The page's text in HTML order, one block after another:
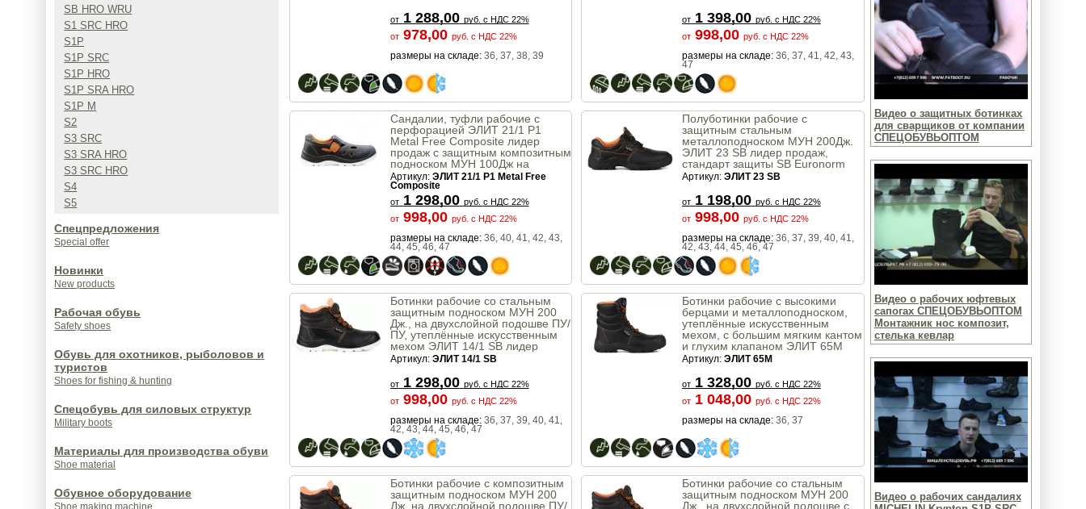
SB HRO WRU
S1 SRC HRO
S1P
S1P SRC
S1P HRO
S1P SRA HRO
S1P M
S2
S3 SRC
S3 SRA HRO
S3 SRC HRO
S4
S5
Спецпредложения
Special offer
Новинки
New products
Рабочая обувь
Safety shoes
Обувь для охотников, рыболовов и
туристов
Shoes for fishing & hunting
Спецобувь для силовых структур
Military boots
Материалы для производства обуви
Shoe material
Обувное оборудование
Shoe making machine
Видео о защитных ботинках
для сварщиков от компании
СПЕЦОБУВЬОПТОМ
Видео о рабочих юфтевых
сапогах СПЕЦОБУВЬОПТОМ
Монтажник нос композит,
стелька кевлар
Видео о рабочих сандалиях
от 1 288,00 руб. с НДС 22%
от 978,00 руб. с НДС 22%
размеры на складе:36, 37, 38, 39
от 1 398,00 руб. с НДС 22%
от 998,00 руб. с НДС 22%
размеры на складе:36, 37, 41, 42, 43,
47
Сандалии, туфли рабочие с
перфорацией ЭЛИТ 21/1 P1
Metal Free Composite лидер
продаж с защитным композитным
подноском МУН 100Дж на
двухслойной подошве из
немаркого полиуретана ПУ/ПУ,
без мет. деталей и возможностью
стирки в стир. машине
Артикул: ЭЛИТ 21/1 P1 Metal Free
Composite
от 1 298,00 руб. с НДС 22%
от 998,00 руб. с НДС 22%
размеры на складе:36, 40, 41, 42, 43,
44, 45, 46, 47
Полуботинки рабочие с
защитным стальным
металлоподноском МУН 200Дж.
ЭЛИТ 23 SB лидер продаж,
стандарт защиты SB Euronorm
20345
Артикул: ЭЛИТ 23 SB
от 1 198,00 руб. с НДС 22%
от 998,00 руб. с НДС 22%
размеры на складе:36, 37, 39, 40, 41,
42, 43, 44, 45, 46, 47
Ботинки рабочие со стальным
защитным подноском МУН 200
Дж., на двухслойной подошве ПУ/
ПУ, утеплённые искусственным
мехом ЭЛИТ 14/1 SB лидер
продаж
Артикул: ЭЛИТ 14/1 SB
от 1 298,00 руб. с НДС 22%
от 998,00 руб. с НДС 22%
размеры на складе:36, 37, 39, 40, 41,
42, 43, 44, 45, 46, 47
Ботинки рабочие с высокими
берцами и металлоподноском,
утеплённые искусственным
мехом, c большим мягким кантом
и глухим клапаном ЭЛИТ 65М
Витязь
Артикул: ЭЛИТ 65М
от 1 328,00 руб. с НДС 22%
от 1 048,00 руб. с НДС 22%
размеры на складе:36, 37
Ботинки рабочие с композитным
защитным подноском МУН 200
Дж, на двухслойной подошве ПУ/
Ботинки рабочие со стальным
защитным подноском МУН 200
Дж., на двухслойной подошве с